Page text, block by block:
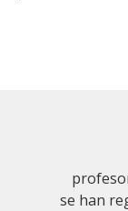
se han